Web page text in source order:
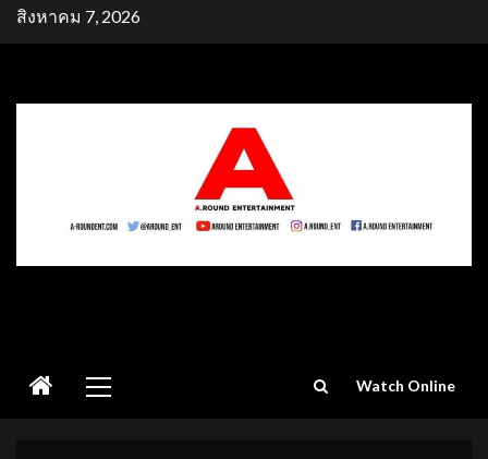
Skipสิงหาคม 7, 2026
Menu
Watch Online